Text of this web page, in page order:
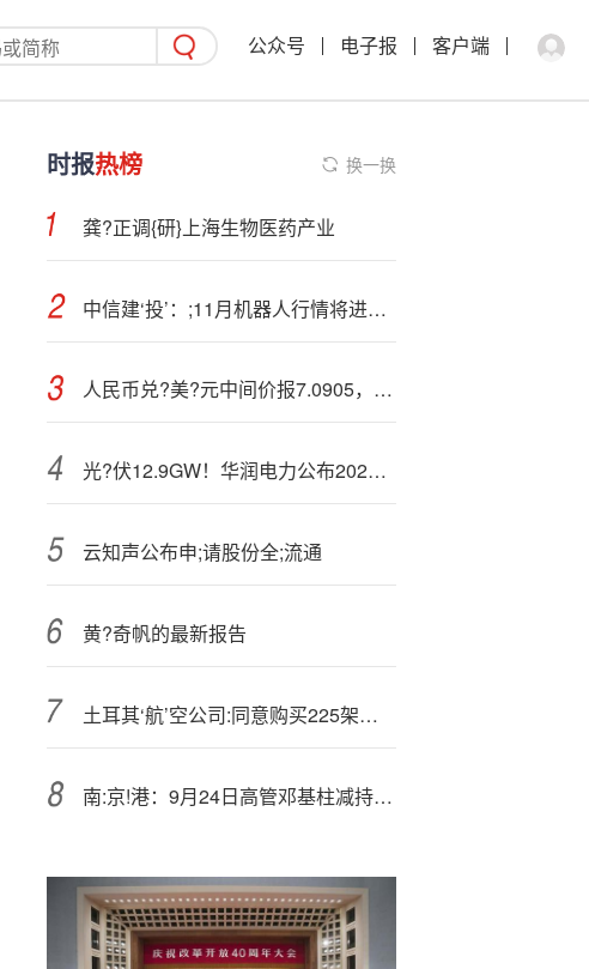
公众号 电子报 客户端
时报热榜 换一换
龚?正调{研}上海生物医药产业
中信建‘投’：;11月机器人行情将进入预期整固后的去伪存真阶段
人民币兑?美?元中间价报7.0905，下调33点
光?伏12.9GW！华润电力公布2025年中期业绩
云知声公布申;请股份全;流通
黄?奇帆的最新报告
土耳其‘航’空公司:同意购买225架波音飞机 但需进行发动机谈判
南:京!港：9月24日高管邓基柱减持股份合计10000股